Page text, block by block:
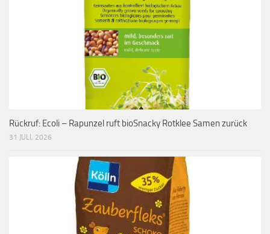
Rückruf: Ecoli – Rapunzel ruft bioSnacky Rotklee Samen zurück
31 JULI, 2026